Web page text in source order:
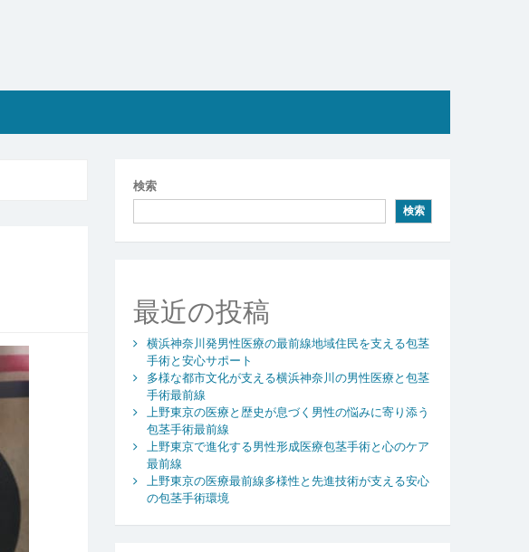
検索
検索
最近の投稿
横浜神奈川発男性医療の最前線地域住民を支える包茎
手術と安心サポート
多様な都市文化が支える横浜神奈川の男性医療と包茎
手術最前線
上野東京の医療と歴史が息づく男性の悩みに寄り添う
包茎手術最前線
上野東京で進化する男性形成医療包茎手術と心のケア
最前線
上野東京の医療最前線多様性と先進技術が支える安心
の包茎手術環境